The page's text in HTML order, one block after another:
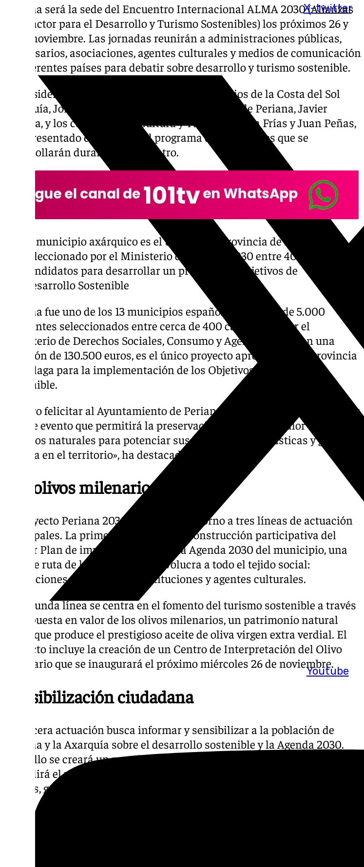
X-twitter
Youtube
Periana será la sede del Encuentro Internacional ALMA 2030 (Alianzas
Multiactor para el Desarrollo y Turismo Sostenibles) los próximos 26 y
27 de noviembre. Las jornadas reunirán a administraciones públicas,
empresarios, asociaciones, agentes culturales y medios de comunicación
de diferentes países para debatir sobre desarrollo y turismo sostenible.
El presidente de la Mancomunidad de Municipios de la Costa del Sol
Axarquía, Jorge Martín, junto al teniente alcalde de Periana, Javier
Segarra, y los concejales de Cultura y Turismo, Gema Frías y Juan Peñas,
han presentado este martes el programa de actividades que se
desarrollarán durante el encuentro.
El municipio axárquico es el único de la provincia de Málaga
seleccionado por el Ministerio de Agenda 2030 entre 400
candidatos para desarrollar un proyecto de Objetivos de
Desarrollo Sostenible
Periana fue uno de los 13 municipios españoles menores de 5.000
habitantes seleccionados entre cerca de 400 candidatos por el
Ministerio de Derechos Sociales, Consumo y Agenda 2030. Con una
dotación de 130.500 euros, es el único proyecto aprobado en la provincia
de Málaga para la implementación de los Objetivos de Desarrollo
Sostenible.
«Quiero felicitar al Ayuntamiento de Periana por conseguir ser anfitriona
de este evento que permitirá la preservación y puesta en valor de los
recursos naturales para potenciar sus posibilidades turísticas y generar
riqueza en el territorio», ha destacado Jorge Martín.
Los olivos milenarios
El proyecto Periana 2030 se articula en torno a tres líneas de actuación
principales. La primera contempla la construcción participativa del
primer Plan de implementación de la Agenda 2030 del municipio, una
hoja de ruta de largo plazo que involucra a todo el tejido social:
asociaciones, empresarios, instituciones y agentes culturales.
La segunda línea se centra en el fomento del turismo sostenible a través
de la puesta en valor de los olivos milenarios, un patrimonio natural
único que produce el prestigioso aceite de oliva virgen extra verdial. El
proyecto incluye la creación de un Centro de Interpretación del Olivo
Milenario que se inaugurará el próximo miércoles 26 de noviembre.
Sensibilización ciudadana
La tercera actuación busca informar y sensibilizar a la población de
Periana y la Axarquía sobre el desarrollo sostenible y la Agenda 2030.
Para ello se creará un portal de internet y una aplicación móvil que
difundirá el potencial turístico del municipio: olivos milenarios, rutas
rurales, gastronomía, alojamiento y cultura.
«Este proyecto pretende posicionar mejor a Periana para atraer inversión